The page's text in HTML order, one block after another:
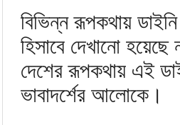
বিভিন্ন রূপকথায় ডাইনি
হিসাবে দেখানো
দেশের রূপকথায় এই
ভাবাদর্শের আলোকে।